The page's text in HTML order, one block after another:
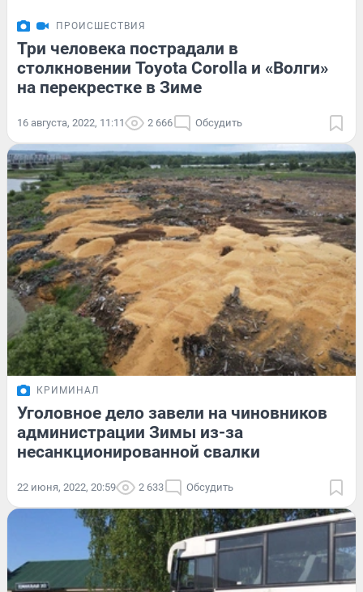
ПРОИСШЕСТВИЯ
Три человека пострадали в
столкновении Toyota Corolla и «Волги»
на перекрестке в Зиме
16 августа, 2022, 11:11 2 666 Обсудить
КРИМИНАЛ
Уголовное дело завели на чиновников
администрации Зимы из-за
несанкционированной свалки
22 июня, 2022, 20:59 2 633 Обсудить